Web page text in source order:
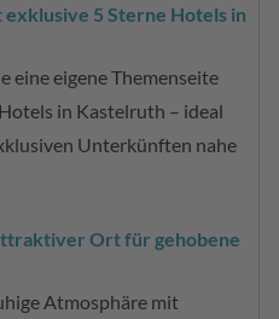
5 Sterne Hotels in
eine eigene Themenseite
in Kastelruth – ideal
Unterkünften nahe
Ort für gehobene
Atmosphäre mit